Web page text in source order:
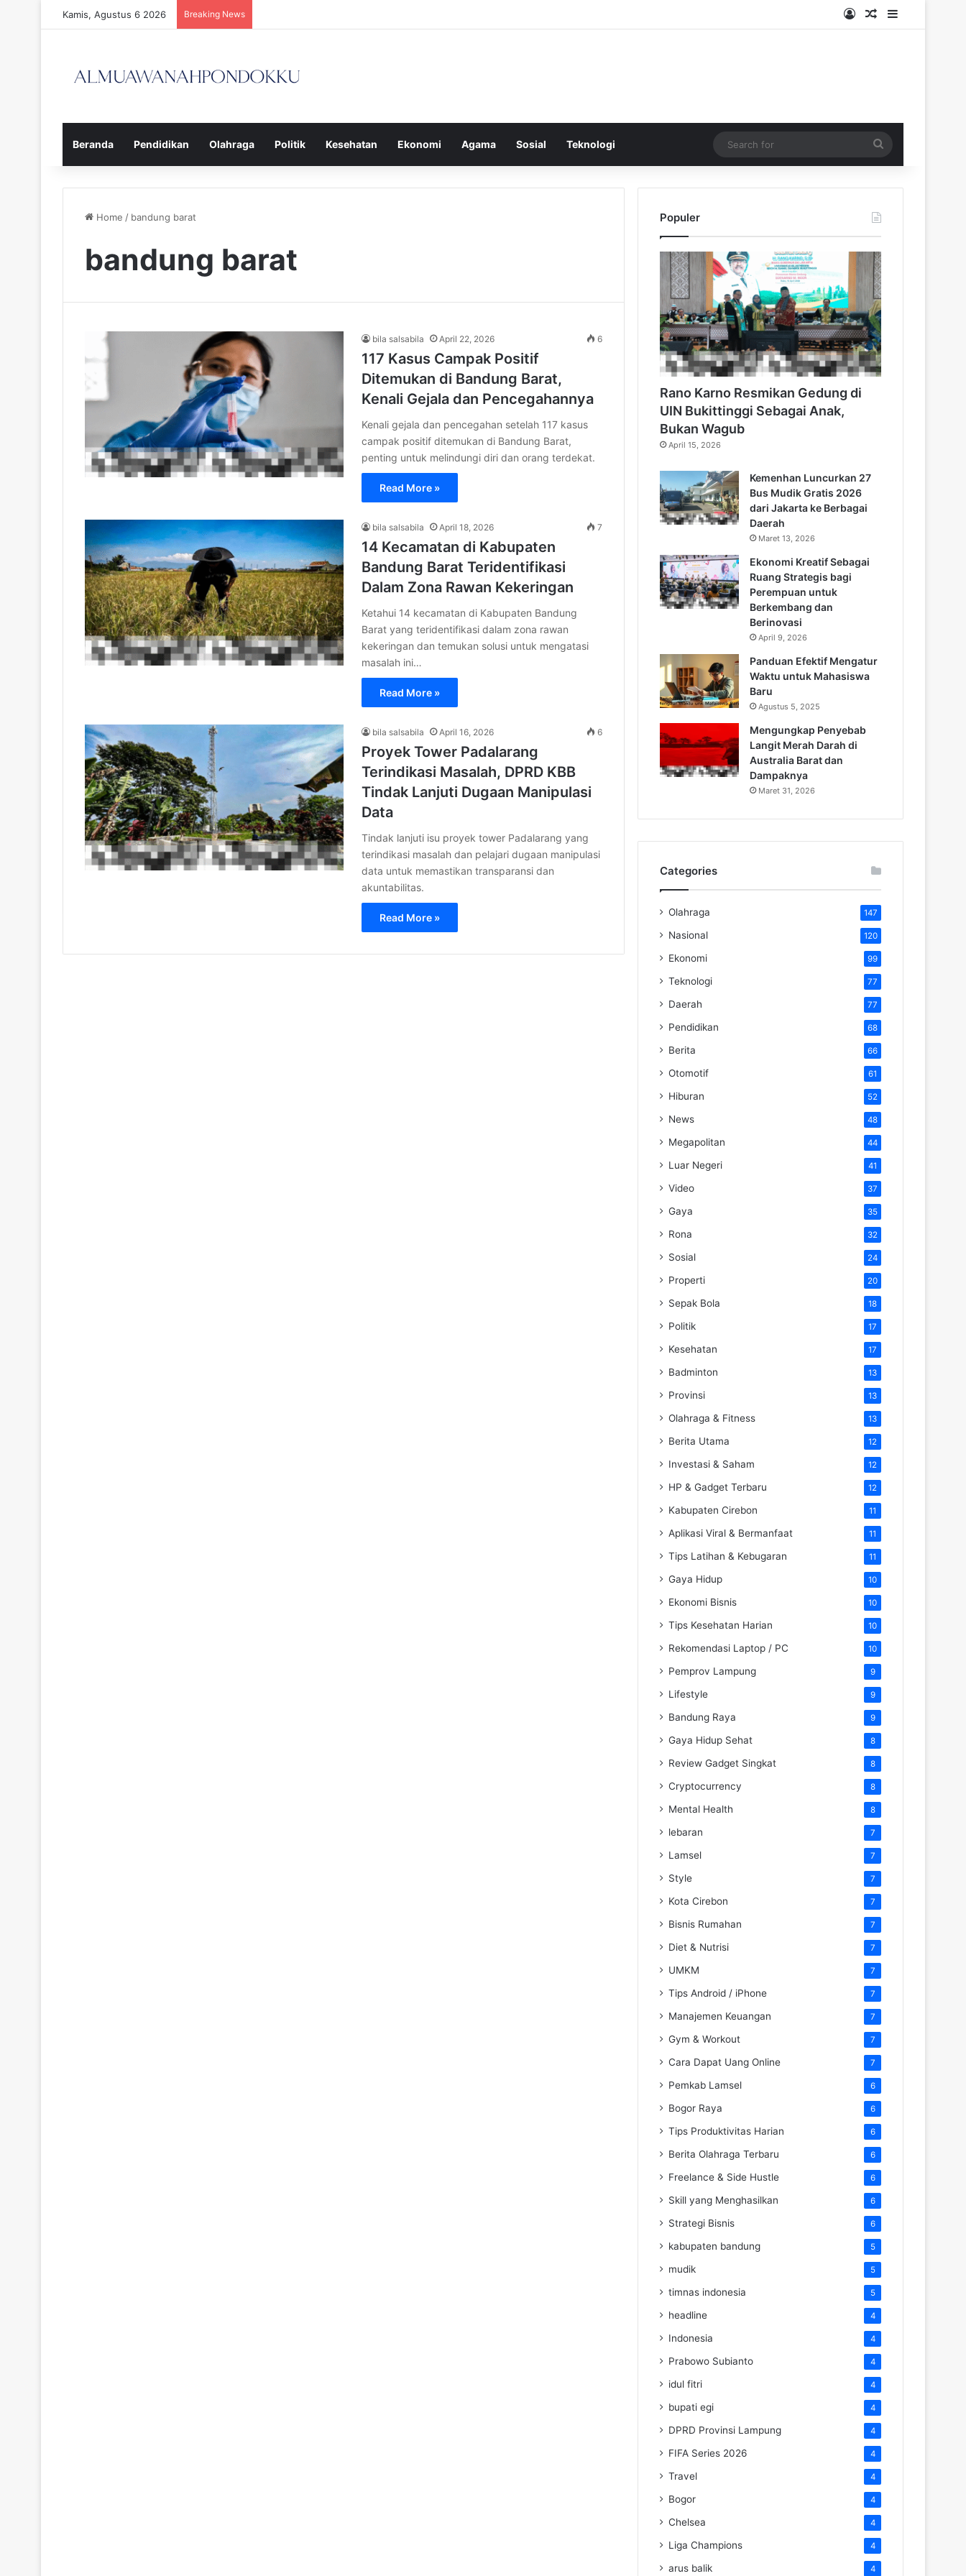
Kamis, Agustus 6 2026 Breaking News Log InRandom Article
Sidebar
Beranda Pendidikan Olahraga Politik Kesehatan Ekonomi Agama Sosial Teknologi
for
Home / bandung barat
bandung barat
bila salsabila April 22, 2026 6
117 Kasus Campak Positif
Ditemukan di Bandung Barat,
Kenali Gejala dan Pencegahannya
Kenali gejala dan pencegahan setelah 117 kasus
campak positif ditemukan di Bandung Barat,
penting untuk melindungi diri dan orang terdekat.
Read More »
bila salsabila April 18, 2026 7
14 Kecamatan di Kabupaten
Bandung Barat Teridentifikasi
Dalam Zona Rawan Kekeringan
Ketahui 14 kecamatan di Kabupaten Bandung
Barat yang teridentifikasi dalam zona rawan
kekeringan dan temukan solusi untuk mengatasi
masalah ini…
Read More »
bila salsabila April 16, 2026 6
Proyek Tower Padalarang
Terindikasi Masalah, DPRD KBB
Tindak Lanjuti Dugaan Manipulasi
Data
Tindak lanjuti isu proyek tower Padalarang yang
terindikasi masalah dan pelajari dugaan manipulasi
data untuk memastikan transparansi dan
akuntabilitas.
Read More »
Populer
Rano Karno Resmikan Gedung di
UIN Bukittinggi Sebagai Anak,
Bukan Wagub
April 15, 2026
Kemenhan Luncurkan 27
Bus Mudik Gratis 2026
dari Jakarta ke Berbagai
Daerah
Maret 13, 2026
Ekonomi Kreatif Sebagai
Ruang Strategis bagi
Perempuan untuk
Berkembang dan
Berinovasi
April 9, 2026
Panduan Efektif Mengatur
Waktu untuk Mahasiswa
Baru
Agustus 5, 2025
Mengungkap Penyebab
Langit Merah Darah di
Australia Barat dan
Dampaknya
Maret 31, 2026
Categories
Olahraga 147
Nasional 120
Ekonomi 99
Teknologi 77
Daerah 77
Pendidikan 68
Berita 66
Otomotif 61
Hiburan 52
News 48
Megapolitan 44
Luar Negeri 41
Video 37
Gaya 35
Rona 32
Sosial 24
Properti 20
Sepak Bola 18
Politik 17
Kesehatan 17
Badminton 13
Provinsi 13
Olahraga & Fitness 13
Berita Utama 12
Investasi & Saham 12
HP & Gadget Terbaru 12
Kabupaten Cirebon 11
Aplikasi Viral & Bermanfaat 11
Tips Latihan & Kebugaran 11
Gaya Hidup 10
Ekonomi Bisnis 10
Tips Kesehatan Harian 10
Rekomendasi Laptop / PC 10
Pemprov Lampung 9
Lifestyle 9
Bandung Raya 9
Gaya Hidup Sehat 8
Review Gadget Singkat 8
Cryptocurrency 8
Mental Health 8
lebaran 7
Lamsel 7
Style 7
Kota Cirebon 7
Bisnis Rumahan 7
Diet & Nutrisi 7
UMKM 7
Tips Android / iPhone 7
Manajemen Keuangan 7
Gym & Workout 7
Cara Dapat Uang Online 7
Pemkab Lamsel 6
Bogor Raya 6
Tips Produktivitas Harian 6
Berita Olahraga Terbaru 6
Freelance & Side Hustle 6
Skill yang Menghasilkan 6
Strategi Bisnis 6
kabupaten bandung 5
mudik 5
timnas indonesia 5
headline 4
Indonesia 4
Prabowo Subianto 4
idul fitri 4
bupati egi 4
DPRD Provinsi Lampung 4
FIFA Series 2026 4
Travel 4
Bogor 4
Chelsea 4
Liga Champions 4
arus balik 4